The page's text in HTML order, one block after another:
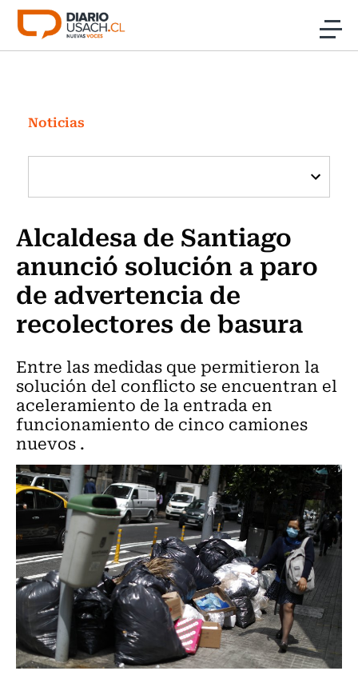
Click acá para ir directamente al contenido
Investigación
Cultura
Programas Radio y TV Usach
Noticias
Alcaldesa de Santiago
anunció solución a paro
de advertencia de
recolectores de basura
Entre las medidas que permitieron la
solución del conflicto se encuentran el
aceleramiento de la entrada en
funcionamiento de cinco camiones
nuevos .